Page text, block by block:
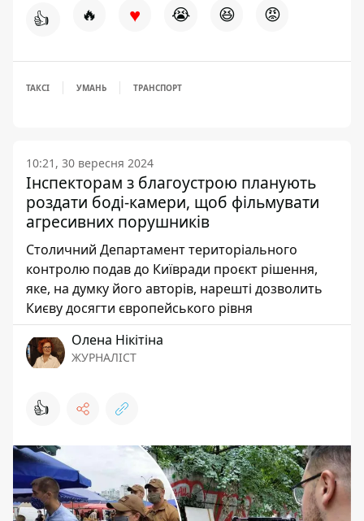
👍 🔥 ♥ 😭 😆 😡
ТАКСІ УМАНЬ ТРАНСПОРТ
10:21, 30 вересня 2024
Інспекторам з благоустрою планують
роздати боді-камери, щоб фільмувати
агресивних порушників
Столичний Департамент територіального
контролю подав до Київради проєкт рішення,
яке, на думку його авторів, нарешті дозволить
Києву досягти європейського рівня
Олена Нікітіна
ЖУРНАЛІСТ
👍